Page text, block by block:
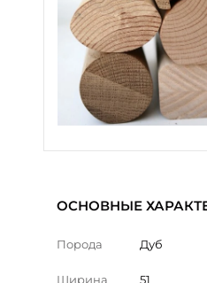
ОСНОВНЫЕ
Порода Дуб
Ширина 51